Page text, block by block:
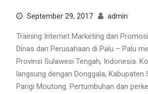
September 29, 2017 admin
Training Internet Marketing dan
Dinas dan Perusahaan di Palu – Palu
Provinsi Sulawesi Tengah, Indonesia.
langsung dengan Donggala, Kabupaten
Parigi Moutong. Pertumbuhan dan